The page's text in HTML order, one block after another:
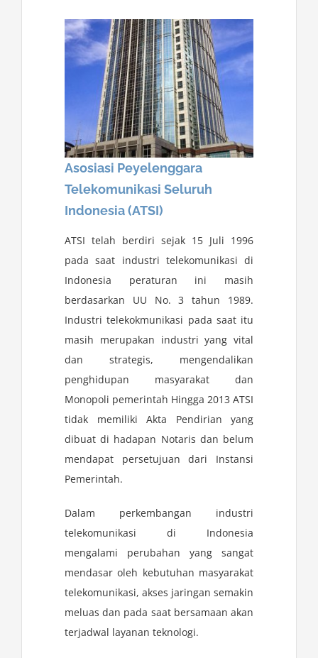
Asosiasi Peyelenggara
Telekomunikasi Seluruh
Indonesia (ATSI)
ATSI telah berdiri sejak 15 Juli 1996
pada saat industri telekomunikasi di
Indonesia peraturan ini masih
berdasarkan UU No. 3 tahun 1989.
Industri telekokmunikasi pada saat itu
masih merupakan industri yang vital
dan strategis, mengendalikan
penghidupan masyarakat dan
Monopoli pemerintah Hingga 2013 ATSI
tidak memiliki Akta Pendirian yang
dibuat di hadapan Notaris dan belum
mendapat persetujuan dari Instansi
Pemerintah.
Dalam perkembangan industri
telekomunikasi di Indonesia
mengalami perubahan yang sangat
mendasar oleh kebutuhan masyarakat
telekomunikasi, akses jaringan semakin
meluas dan pada saat bersamaan akan
terjadwal layanan teknologi.